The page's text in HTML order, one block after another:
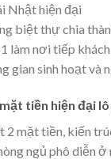
Nhật hiện đại
biệt thự chia
làm nơi tiếp
gian sinh hoạt và
tiền hiện đại
2 mặt tiền, kiến
ngủ phô diễn ở